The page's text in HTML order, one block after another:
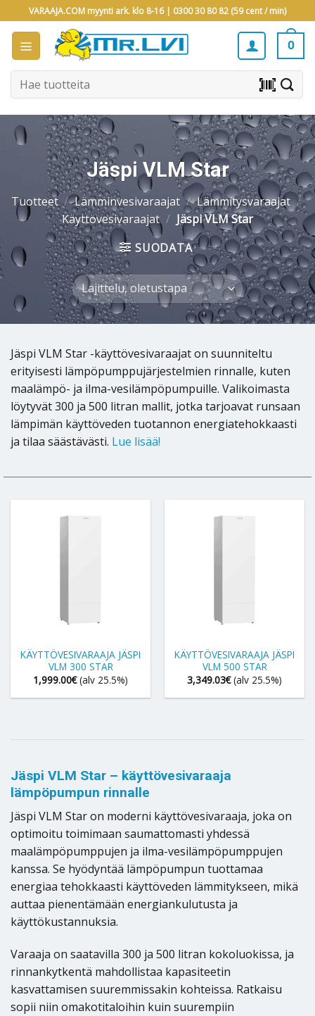
to
content
VARAAJA.COM myynti ark. klo 8-16 | 0300 30 80 82 (59 cent / min)
0
Etsi: barcode_scanner
Jäspi VLM Star
Tuotteet / Lämminvesivaraajat / Lämmitysvaraajat /
Käyttövesivaraajat / Jäspi VLM Star
SUODATA
Jäspi VLM Star -käyttövesivaraajat on suunniteltu
erityisesti lämpöpumppujärjestelmien rinnalle, kuten
maalämpö- ja ilma-vesilämpöpumpuille. Valikoimasta
löytyvät 300 ja 500 litran mallit, jotka tarjoavat runsaan
lämpimän käyttöveden tuotannon energiatehokkaasti
ja tilaa säästävästi. Lue lisää!
KÄYTTÖVESIVARAAJA JÄSPI
VLM 300 STAR
1,999.00€ (alv 25.5%)
KÄYTTÖVESIVARAAJA JÄSPI
VLM 500 STAR
3,349.03€ (alv 25.5%)
Jäspi VLM Star – käyttövesivaraaja
lämpöpumpun rinnalle
Jäspi VLM Star on moderni käyttövesivaraaja, joka on
optimoitu toimimaan saumattomasti yhdessä
maalämpöpumppujen ja ilma-vesilämpöpumppujen
kanssa. Se hyödyntää lämpöpumpun tuottamaa
energiaa tehokkaasti käyttöveden lämmitykseen, mikä
auttaa pienentämään energiankulutusta ja
käyttökustannuksia.
Varaaja on saatavilla 300 ja 500 litran kokoluokissa, ja
rinnankytkentä mahdollistaa kapasiteetin
kasvattamisen suuremmissakin kohteissa. Ratkaisu
sopii niin omakotitaloihin kuin suurempiin